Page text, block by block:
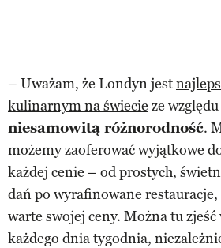
– Uważam, że Londyn jest
kulinarnym na świecie ze
niesamowitą różnorodność.
możemy zaoferować wyjątkowe
każdej cenie – od prostych,
dań po wyrafinowane
warte swojej ceny. Można tu
każdego dnia tygodnia,